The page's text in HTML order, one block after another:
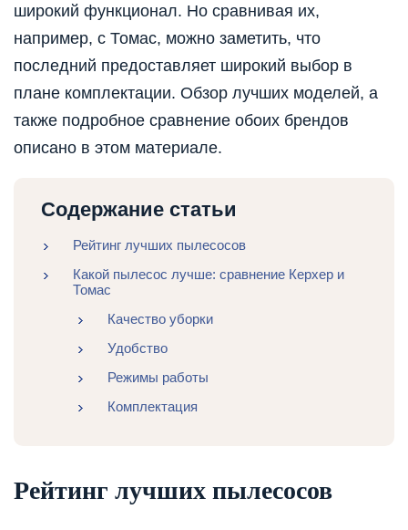
широкий функционал. Но сравнивая их,
например, с Томас, можно заметить, что
последний предоставляет широкий выбор в
плане комплектации. Обзор лучших моделей, а
также подробное сравнение обоих брендов
описано в этом материале.
Содержание статьи
Рейтинг лучших пылесосов
Какой пылесос лучше: сравнение Керхер и
Томас
Качество уборки
Удобство
Режимы работы
Комплектация
Рейтинг лучших пылесосов